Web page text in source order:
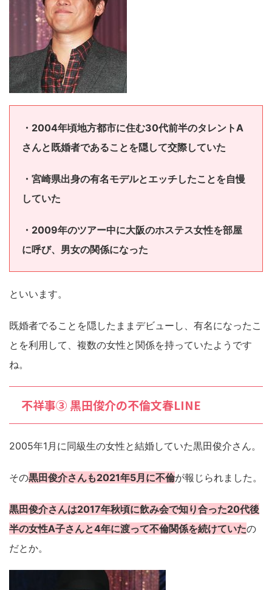
・2004年頃地方都市に住む30代前半のタレントA
さんと既婚者であることを隠して交際していた
・宮崎県出身の有名モデルとエッチしたことを自慢
していた
・2009年のツアー中に大阪のホステス女性を部屋
に呼び、男女の関係になった
といいます。
既婚者でることを隠したままデビューし、有名になったこ
とを利用して、複数の女性と関係を持っていたようです
ね。
不祥事③ 黒田俊介の不倫文春LINE
2005年1月に同級生の女性と結婚していた黒田俊介さん。
その黒田俊介さんも2021年5月に不倫が報じられました。
黒田俊介さんは2017年秋頃に飲み会で知り合った20代後
半の女性A子さんと4年に渡って不倫関係を続けていたの
だとか。